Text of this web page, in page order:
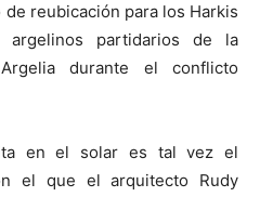
reubicación para los Harkis
argelinos partidarios de la
durante el conflicto
en el solar es tal vez el
el que el arquitecto Rudy